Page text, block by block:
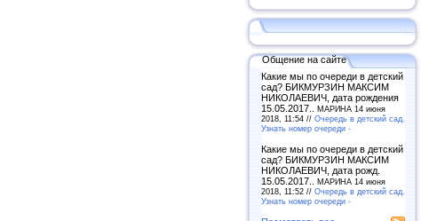
Общение на сайте
Какие мы по очереди в детский
сад? БИКМУРЗИН МАКСИМ
НИКОЛАЕВИЧ, дата рождения
15.05.2017.. МАРИНА 14 июня
2018, 11:54 // Очередь в детский сад.
Узнать номер очереди -
Какие мы по очереди в детский
сад? БИКМУРЗИН МАКСИМ
НИКОЛАЕВИЧ, дата рожд.
15.05.2017.. МАРИНА 14 июня
2018, 11:52 // Очередь в детский сад.
Узнать номер очереди -